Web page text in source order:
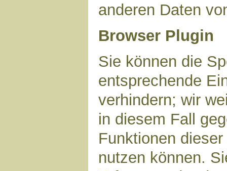
anderen Daten
Browser Plugin
Sie können die
entsprechende
verhindern; wir
in diesem Fall
Funktionen
nutzen können.